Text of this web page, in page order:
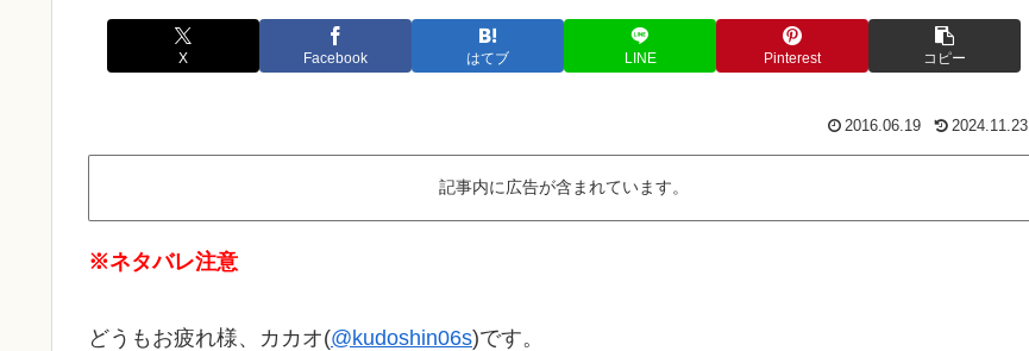
X Facebook はてブ LINE Pinterest コピー
2016.06.19 2024.11.23
記事内に広告が含まれています。
※ネタバレ注意
どうもお疲れ様、カカオ(@kudoshin06s)です。